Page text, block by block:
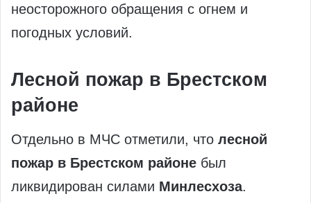
неосторожного обращения с огнем и
погодных условий.
Лесной пожар в Брестском
районе
Отдельно в МЧС отметили, что лесной
пожар в Брестском районе был
ликвидирован силами Минлесхоза.